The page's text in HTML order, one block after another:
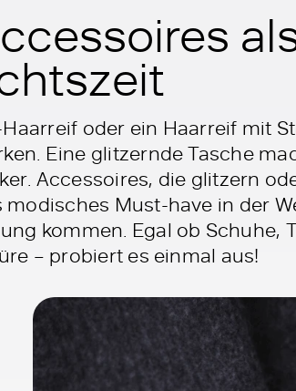
oder ein Haarreif mit
Eine glitzernde Tasche
Accessoires, die glitzern
modisches Must-have in der
kommen. Egal ob Schuhe,
– probiert es einmal aus!